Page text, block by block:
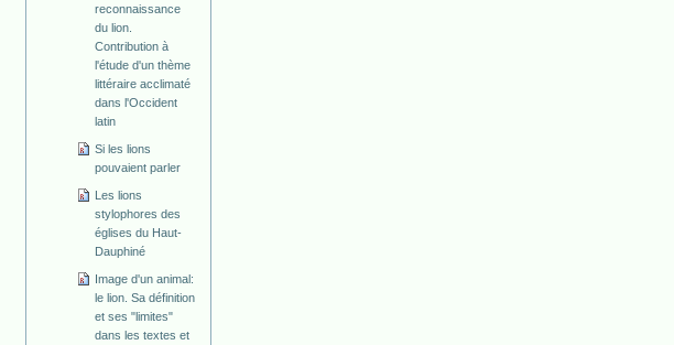
reconnaissance
du lion.
Contribution à
l'étude d'un thème
littéraire acclimaté
dans l'Occident
latin
Si les lions
pouvaient parler
Les lions
stylophores des
églises du Haut-
Dauphiné
Image d'un animal:
le lion. Sa définition
et ses "limites"
dans les textes et